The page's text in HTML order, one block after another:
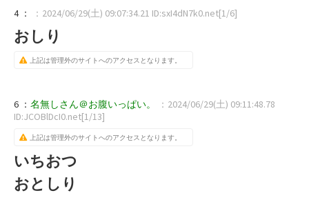
4 ： ：2024/06/29(土) 09:07:34.21 ID:sxI4dN7k0.net[1/6]
おしり
上記は管理外のサイトへのアクセスとなります。
6 ： 名無しさん＠お腹いっぱい。
：2024/06/29(土) 09:11:48.78
ID:JCOBlDcI0.net[1/13]
上記は管理外のサイトへのアクセスとなります。
いちおつ
おとしり